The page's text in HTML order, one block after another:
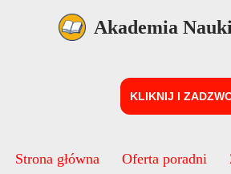
Akademia
KLIKNIJ I
Strona główna Oferta poradni